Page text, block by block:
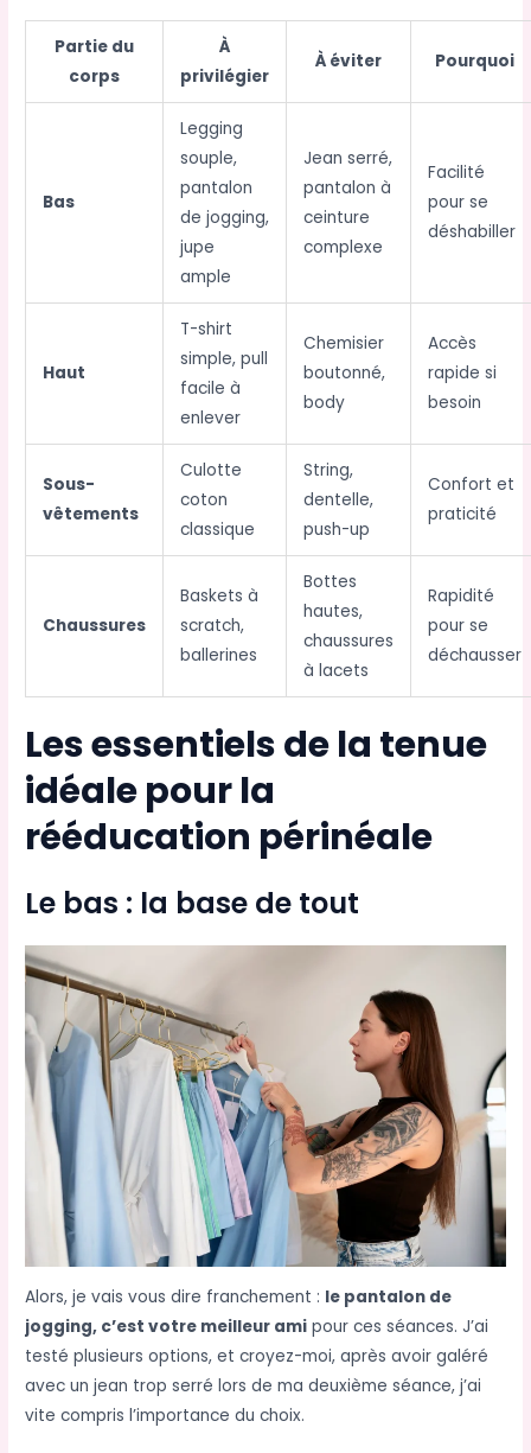
Partie du
corps
À
privilégier
À éviter Pourquoi
Bas
Legging
souple,
pantalon
de jogging,
jupe
ample
Jean serré,
pantalon à
ceinture
complexe
Facilité
pour se
déshabiller
Haut
T-shirt
simple, pull
facile à
enlever
Chemisier
boutonné,
body
Accès
rapide si
besoin
Sous-
vêtements
Culotte
coton
classique
String,
dentelle,
push-up
Confort et
praticité
Chaussures
Baskets à
scratch,
ballerines
Bottes
hautes,
chaussures
à lacets
Rapidité
pour se
déchausser
Les essentiels de la tenue
idéale pour la
rééducation périnéale
Le bas : la base de tout
Alors, je vais vous dire franchement : le pantalon de
jogging, c’est votre meilleur ami pour ces séances. J’ai
testé plusieurs options, et croyez-moi, après avoir galéré
avec un jean trop serré lors de ma deuxième séance, j’ai
vite compris l’importance du choix.